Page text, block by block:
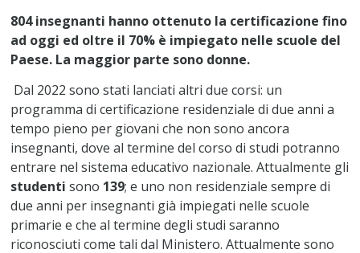
804 insegnanti hanno ottenuto la certificazione fino
ad oggi ed oltre il 70% è impiegato nelle scuole del
Paese. La maggior parte sono donne.
Dal 2022 sono stati lanciati altri due corsi: un
programma di certificazione residenziale di due anni a
tempo pieno per giovani che non sono ancora
insegnanti, dove al termine del corso di studi potranno
entrare nel sistema educativo nazionale. Attualmente gli
studentisono 139; e uno non residenziale sempre di
due anni per insegnanti già impiegati nelle scuole
primarie e che al termine degli studi saranno
riconosciuti come tali dal Ministero. Attualmente sono